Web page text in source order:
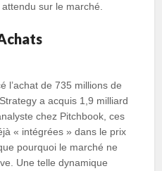
sur le marché.
l’achat de 735 millions de
a acquis 1,9 milliard
chez Pitchbook, ces
« intégrées » dans le prix
pourquoi le marché ne
Une telle dynamique